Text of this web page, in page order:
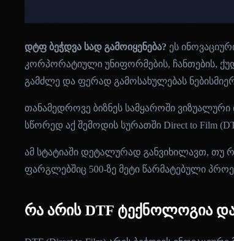
დტფ ბეჭდვა სად გამოიყენება? ეს
კორპორატიული უნიფორმების, ჩანთების,
გამძლე და ფერად გამოსახულებას
თანამედროვე ბიზნეს სამყაროში
სწორედ აქ შემოდის სურათში Direct to Film
ამ სტატიაში დეტალურად განვიხილავთ, თუ
ფარგლებშიც 500-ზე მეტი წარმატებული
რა არის DTF ტექნოლოგია